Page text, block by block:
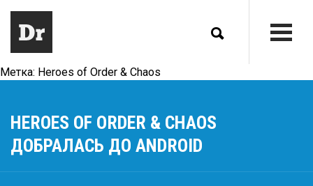
Метка: Heroes of Order & Chaos
HEROES OF ORDER & CHAOS
ДОБРАЛАСЬ ДО ANDROID